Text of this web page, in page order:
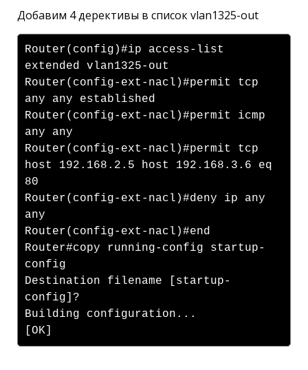
Добавим 4 дерективы в список vlan1325-out
Router(config)#ip access-list
extended vlan1325-out
Router(config-ext-nacl)#permit tcp
any any established
Router(config-ext-nacl)#permit icmp
any any
Router(config-ext-nacl)#permit tcp
host 192.168.2.5 host 192.168.3.6 eq
80
Router(config-ext-nacl)#deny ip any
any
Router(config-ext-nacl)#end
Router#copy running-config startup-
config
Destination filename [startup-
config]?
Building configuration...
[OK]